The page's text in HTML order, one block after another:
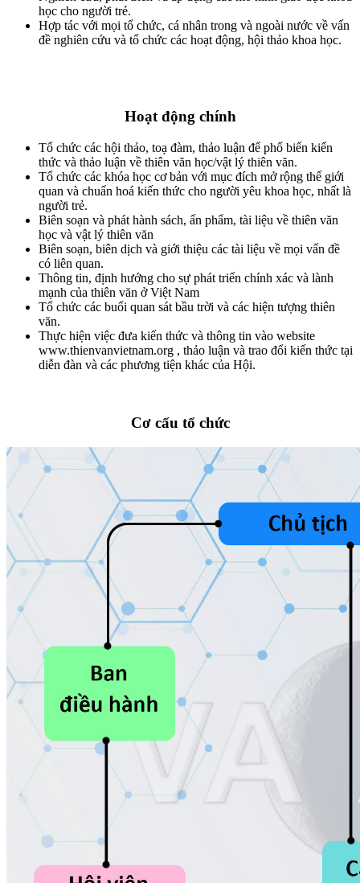
học cho người trẻ.
Hợp tác với mọi tổ chức, cá nhân trong và ngoài nước về vấn
đề nghiên cứu và tổ chức các hoạt động, hội thảo khoa học.
Hoạt động chính
Tổ chức các hội thảo, toạ đàm, thảo luận để phổ biến kiến
thức và thảo luận về thiên văn học/vật lý thiên văn.
Tổ chức các khóa học cơ bản với mục đích mở rộng thế giới
quan và chuẩn hoá kiến thức cho người yêu khoa học, nhất là
người trẻ.
Biên soạn và phát hành sách, ấn phẩm, tài liệu về thiên văn
học và vật lý thiên văn
Biên soạn, biên dịch và giới thiệu các tài liệu về mọi vấn đề
có liên quan.
Thông tin, định hướng cho sự phát triển chính xác và lành
mạnh của thiên văn ở Việt Nam
Tổ chức các buổi quan sát bầu trời và các hiện tượng thiên
văn.
Thực hiện việc đưa kiến thức và thông tin vào website
www.thienvanvietnam.org , thảo luận và trao đổi kiến thức tại
diễn đàn và các phương tiện khác của Hội.
Cơ cấu tổ chức